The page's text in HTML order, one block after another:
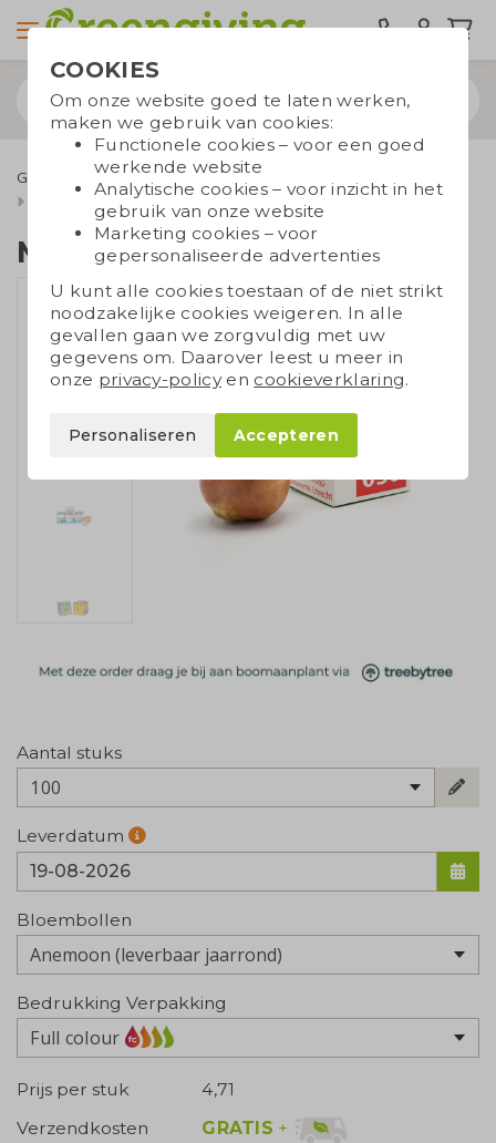
Groene relatiegeschenken
Bloembollen
Mini bloembollen box
Mini bloembollen box
Aantal stuks
100
Leverdatum
Bloembollen
Bedrukking Verpakking
Full colour
Prijs per stuk
4,71
Verzendkosten
GRATIS +
COOKIES
Om onze website goed te laten werken,
maken we gebruik van cookies:
Functionele cookies – voor een goed
werkende website
Analytische cookies – voor inzicht in het
gebruik van onze website
Marketing cookies – voor
gepersonaliseerde advertenties
U kunt alle cookies toestaan of de niet strikt
noodzakelijke cookies weigeren. In alle
gevallen gaan we zorgvuldig met uw
gegevens om. Daarover leest u meer in
onze privacy-policyen cookieverklaring.
Personaliseren Accepteren